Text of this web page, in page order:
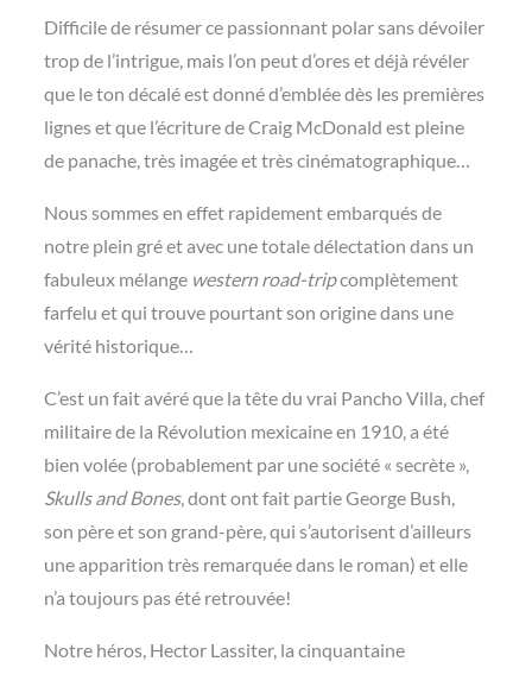
Difficile de résumer ce passionnant polar sans dévoiler
trop de l’intrigue, mais l’on peut d’ores et déjà révéler
que le ton décalé est donné d’emblée dès les premières
lignes et que l’écriture de Craig McDonald est pleine
de panache, très imagée et très cinématographique…
Nous sommes en effet rapidement embarqués de
notre plein gré et avec une totale délectation dans un
fabuleux mélange western road-tripcomplètement
farfelu et qui trouve pourtant son origine dans une
vérité historique…
C’est un fait avéré que la tête du vrai Pancho Villa, chef
militaire de la Révolution mexicaine en 1910, a été
bien volée (probablement par une société « secrète »,
Skulls and Bones, dont ont fait partie George Bush,
son père et son grand-père, qui s’autorisent d’ailleurs
une apparition très remarquée dans le roman) et elle
n’a toujours pas été retrouvée!
Notre héros, Hector Lassiter, la cinquantaine